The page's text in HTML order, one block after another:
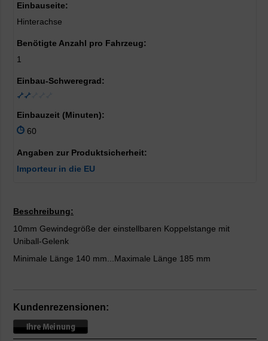
Einbauseite:
Hinterachse
Benötigte Anzahl pro Fahrzeug:
1
Einbau-Schweregrad:
Einbauzeit (Minuten):
60
Angaben zur Produktsicherheit:
Importeur in die EU
Beschreibung:
10mm Gewindegröße der einstellbaren Koppelstange mit
Uniball-Gelenk
Minimale Länge 140 mm...Maximale Länge 185 mm
Kundenrezensionen: